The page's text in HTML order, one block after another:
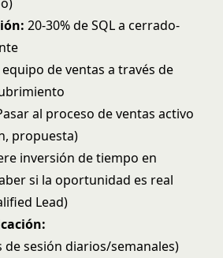
20-30% de SQL a cerrado-
equipo de ventas a través de
al proceso de ventas activo
propuesta)
inversión de tiempo en
si la oportunidad es real
Lead)
de sesión diarios/semanales)